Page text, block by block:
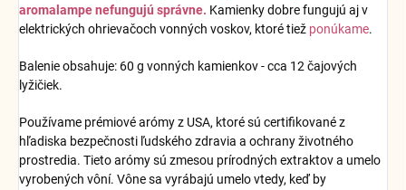
aromalampe nefungujú správne. Kamienky dobre fungujú aj v
elektrických ohrievačoch vonných voskov, ktoré tiež ponúkame.
Balenie obsahuje: 60 g vonných kamienkov - cca 12 čajových
lyžičiek.
Používame prémiové arómy z USA, ktoré sú certifikované z
hľadiska bezpečnosti ľudského zdravia a ochrany životného
prostredia. Tieto arómy sú zmesou prírodných extraktov a umelo
vyrobených vôní. Vône sa vyrábajú umelo vtedy, keď by